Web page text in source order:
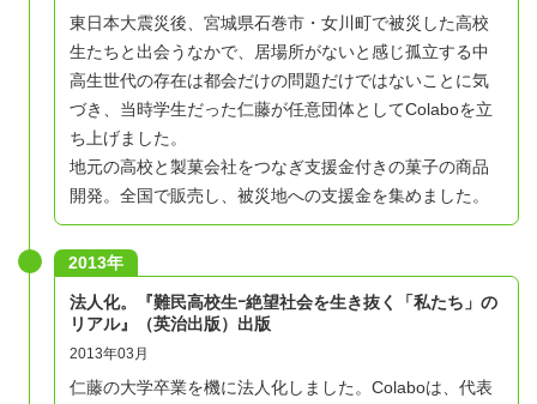
東日本大震災後、宮城県石巻市・女川町で被災した高校
生たちと出会うなかで、居場所がないと感じ孤立する中
高生世代の存在は都会だけの問題だけではないことに気
づき、当時学生だった仁藤が任意団体としてColaboを立
ち上げました。
地元の高校と製菓会社をつなぎ支援金付きの菓子の商品
開発。全国で販売し、被災地への支援金を集めました。
2013年
法人化。『難民高校生ｰ絶望社会を生き抜く「私たち」の
リアル』（英治出版）出版
2013年03月
仁藤の大学卒業を機に法人化しました。Colaboは、代表